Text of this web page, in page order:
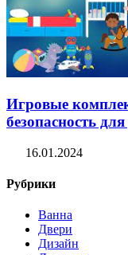
Игровые
безопасность для
16.01.2024
Рубрики
Ванна
Двери
Дизайн